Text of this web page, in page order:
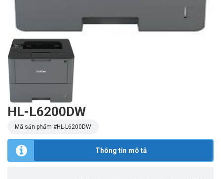
HL-L6200DW
Mã sản phẩm #HL-L6200DW
Thông tin mô tả